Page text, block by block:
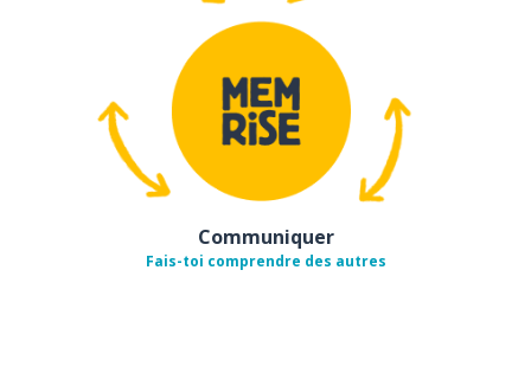
Communiquer
Fais-toi comprendre des autres